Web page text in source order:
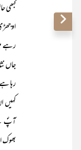
کبھی
رہے
جاں
رہا
کہیں
آپؐ
بھوک